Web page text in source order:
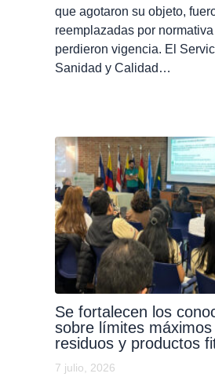
que agotaron su objeto,
reemplazadas por
perdieron vigencia. El
Sanidad y Calidad…
Se fortalecen los
sobre límites máximos
residuos y productos
7 julio, 2026